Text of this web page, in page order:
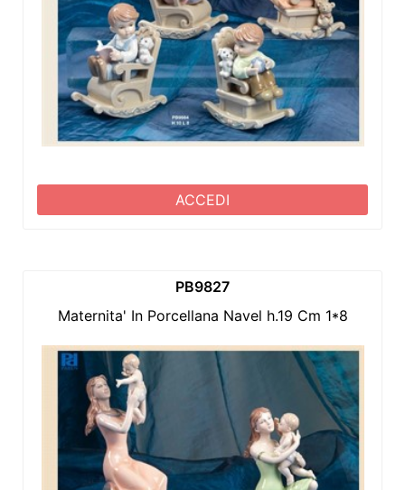
ACCEDI
PB9827
Maternita' In Porcellana Navel h.19 Cm 1*8